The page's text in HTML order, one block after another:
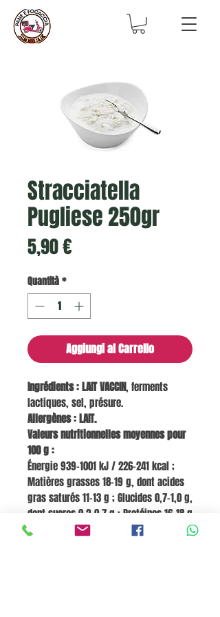
Stracciatella
Pugliese 250gr
5,90 €Prezzo
Quantità*
Aggiungi al Carrello
Ingrédients :LAIT VACCIN, ferments
lactiques, sel, présure.
Allergènes : LAIT.
Valeurs nutritionnelles moyennes pour
100 g :
Énergie 939–1001 kJ / 226–241 kcal ;
Matières grasses 18–19 g, dont acides
gras saturés 11–13 g ; Glucides 0,7–1,0 g,
dont sucres 0,2–0,7 g ; Protéines 16–18 g
; Sel 0,5–0,68 g.